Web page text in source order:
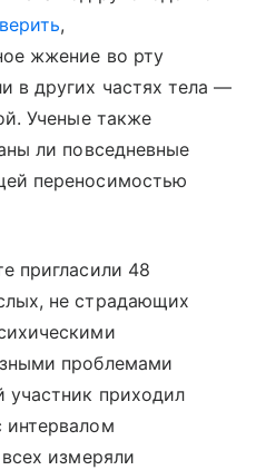
,
жжение во рту
в других частях тела —
Ученые также
ли повседневные
переносимостью
пригласили 48
не страдающих
проблемами
приходил
измеряли